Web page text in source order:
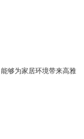
够为家居环境带来高雅